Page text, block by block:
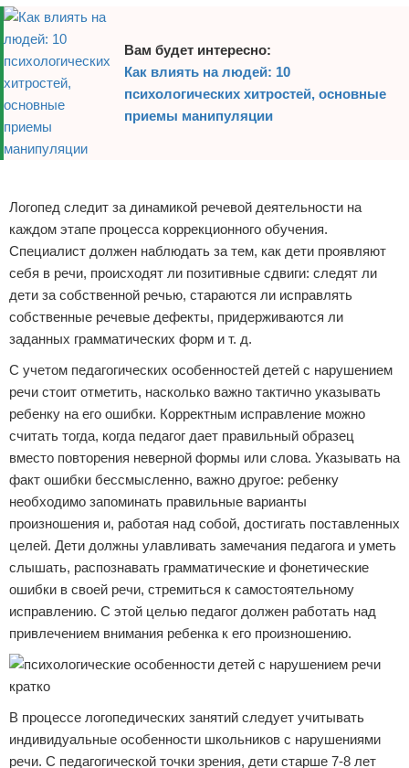
Вам будет интересно:
Как влиять на людей: 10
психологических хитростей, основные
приемы манипуляции
Логопед следит за динамикой речевой деятельности на
каждом этапе процесса коррекционного обучения.
Специалист должен наблюдать за тем, как дети проявляют
себя в речи, происходят ли позитивные сдвиги: следят ли
дети за собственной речью, стараются ли исправлять
собственные речевые дефекты, придерживаются ли
заданных грамматических форм и т. д.
С учетом педагогических особенностей детей с нарушением
речи стоит отметить, насколько важно тактично указывать
ребенку на его ошибки. Корректным исправление можно
считать тогда, когда педагог дает правильный образец
вместо повторения неверной формы или слова. Указывать на
факт ошибки бессмысленно, важно другое: ребенку
необходимо запоминать правильные варианты
произношения и, работая над собой, достигать поставленных
целей. Дети должны улавливать замечания педагога и уметь
слышать, распознавать грамматические и фонетические
ошибки в своей речи, стремиться к самостоятельному
исправлению. С этой целью педагог должен работать над
привлечением внимания ребенка к его произношению.
В процессе логопедических занятий следует учитывать
индивидуальные особенности школьников с нарушениями
речи. С педагогической точки зрения, дети старше 7-8 лет